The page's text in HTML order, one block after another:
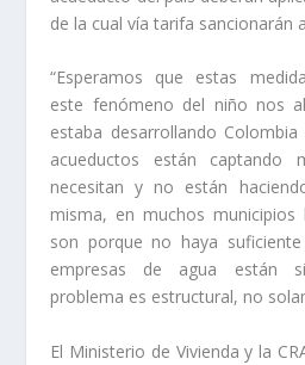
de la cual vía tarifa sancionarán
“Esperamos que estas
este fenómeno del niño nos
estaba desarrollando
acueductos están
necesitan y no están
misma, en muchos
son porque no haya
empresas de agua están
problema es estructural, no
El Ministerio de Vivienda y la